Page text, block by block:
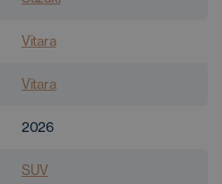
Vitara
Vitara
2026
SUV